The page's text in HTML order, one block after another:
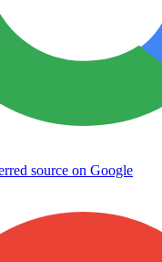
source on Google